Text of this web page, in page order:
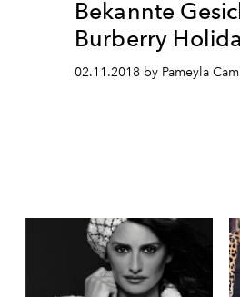
Bekannte
Burberry
02.11.2018 by Pameyla